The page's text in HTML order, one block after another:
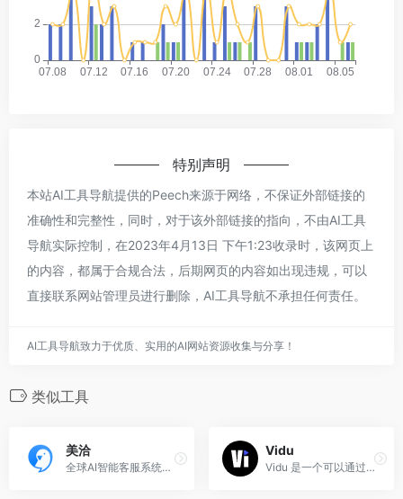
特别声明
本站AI工具导航提供的Peech来源于网络，不保证外部链接的
准确性和完整性，同时，对于该外部链接的指向，不由AI工具
导航实际控制，在2023年4月13日 下午1:23收录时，该网页上
的内容，都属于合规合法，后期网页的内容如出现违规，可以
直接联系网站管理员进行删除，AI工具导航不承担任何责任。
AI工具导航致力于优质、实用的AI网站资源收集与分享！
类似工具
美洽
全球AI智能客服系统提供商，提供大模型获客机器人、全渠道客服、客服机器人、电话客服等产品
Vidu
Vidu 是一个可以通过文本或者图片生成视频的 AI 模型